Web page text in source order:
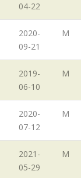
04-22
2020-
09-21
M
2019-
06-10
M
2020-
07-12
M
2021-
05-29
M